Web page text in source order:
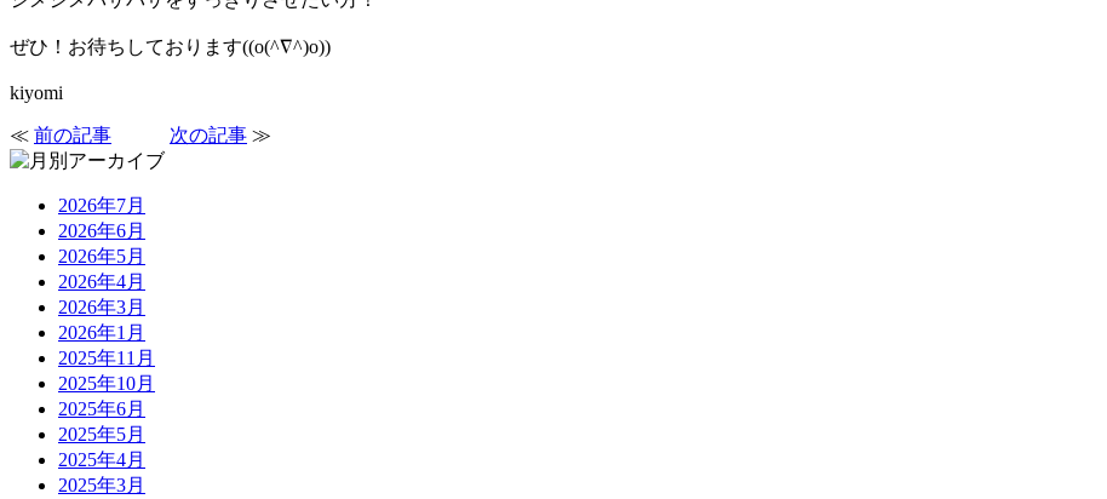
ぜひ！お待ちしております((o(^∇^)o))
kiyomi
≪ 前の記事 次の記事 ≫
2026年7月
2026年6月
2026年5月
2026年4月
2026年3月
2026年1月
2025年11月
2025年10月
2025年6月
2025年5月
2025年4月
2025年3月